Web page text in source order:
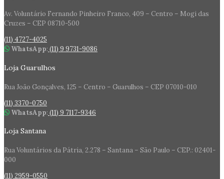
Av. Voluntário Fernando Pinheiro Franco, 409 – Centro – Mogi das
Cruzes – CEP 08710-500
(11) 4727-4025
WhatsApp: (11) 9 9731-9086
Loja Guarulhos
Rua João Gonçalves, 125 – Centro – Guarulhos – CEP 07010-010
(11) 3370-0750
WhatsApp: (11) 9 7117-9346
Loja Santana
Rua Voluntários da Pátria, 2.278 – Santana – São Paulo – CEP.: 02401-
000
(11) 2959-0550